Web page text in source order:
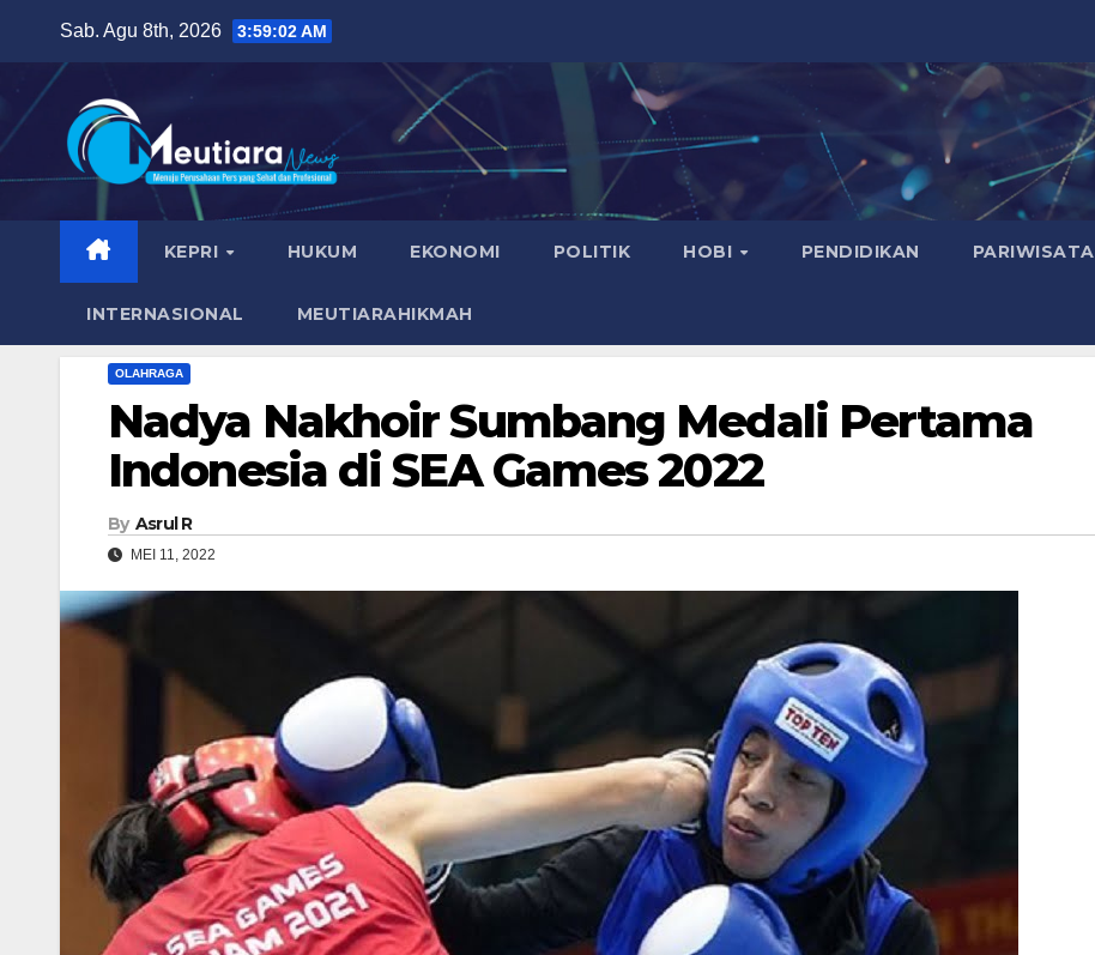
content
Sab. Agu 8th, 2026 3:59:04 AM
KEPRI HUKUM EKONOMI POLITIK HOBI PENDIDIKAN PARIWISATA
INTERNASIONAL MEUTIARAHIKMAH
OLAHRAGA
Nadya Nakhoir Sumbang Medali Pertama
Indonesia di SEA Games 2022
By Asrul R
MEI 11, 2022